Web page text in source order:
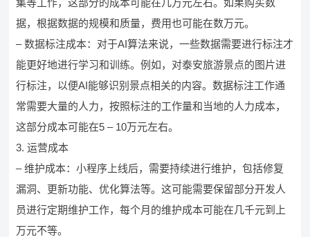
集等工作，这部分的成本可能在几万元左右。如果购买数
据，根据数据的规模和质量，费用也可能在数万元。
– 数据标注成本：对于AI算法来说，一些数据需要进行标注才
能更好地进行学习和训练。例如，对泰安旅游景点的图片进
行标注，以便AI能够识别景点相关的内容。数据标注工作通
常需要大量的人力，按照标注的工作量和当地的人力成本，
这部分成本可能在5 – 10万元左右。
3. 运营成本
– 维护成本：小程序上线后，需要持续进行维护，包括修复
漏洞、更新功能、优化算法等。这可能需要保留部分开发人
员进行定期维护工作，每个月的维护成本可能在几千元到上
万元不等。